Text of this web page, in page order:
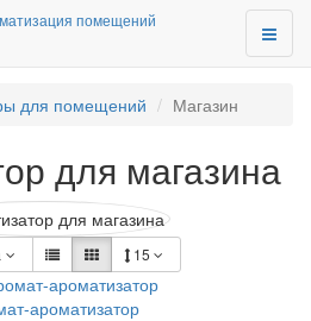
помещений
для помещений Магазин
для магазина
15
ароматизатор